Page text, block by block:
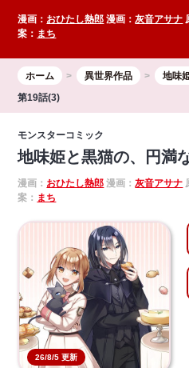
漫画： おひたし熱郎 漫画：灰音アサナ
案： まち
ホーム 異世界作品
地味
第19話(3)
モンスターコミック
地味姫と黒猫の、円満
漫画： おひたし熱郎 漫画：灰音アサナ
案： まち
26/8/5 更新